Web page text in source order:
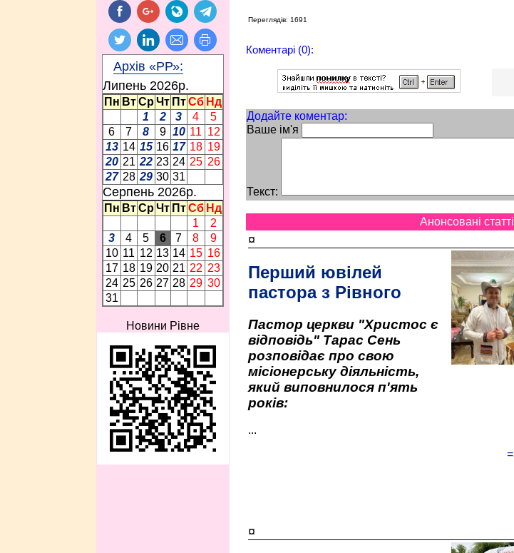
Архів «РР»:
Липень 2026p.
Пн Вт Ср Чт Пт Сб Нд
1
2 3 4
5
6
7 8 9 10 11 12
13 14 15 16 17 18 19
20 21 22 23 24 25 26
27 28 29 30 31
Серпень 2026p.
Пн Вт Ср Чт Пт Сб Нд
1
2
3
4 5 6 7 8
9
10 11 12 13 14 15 16
17 18 19 20 21 22 23
24 25 26 27 28 29 30
31
Новини Рівне
Переглядів: 1691
Коментарі (0):
Додайте коментар:
Ваше ім'я
Текст:
Анонсовані
¤
Перший ювілей
пастора з Рівного
Пастор церкви "Христос є
відповідь" Тарас Сень
розповідає про свою
місіонерську діяльність,
який виповнилося п'ять
років:
...
¤